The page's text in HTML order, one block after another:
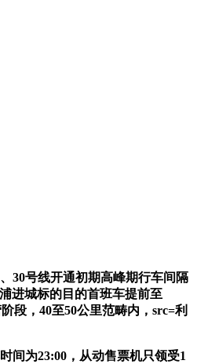
30号线开通初期高峰期行车间隔
进城标的目的首班车提前至
段，40至50公里范畴内，src=利
间为23:00，从动售票机只领受1